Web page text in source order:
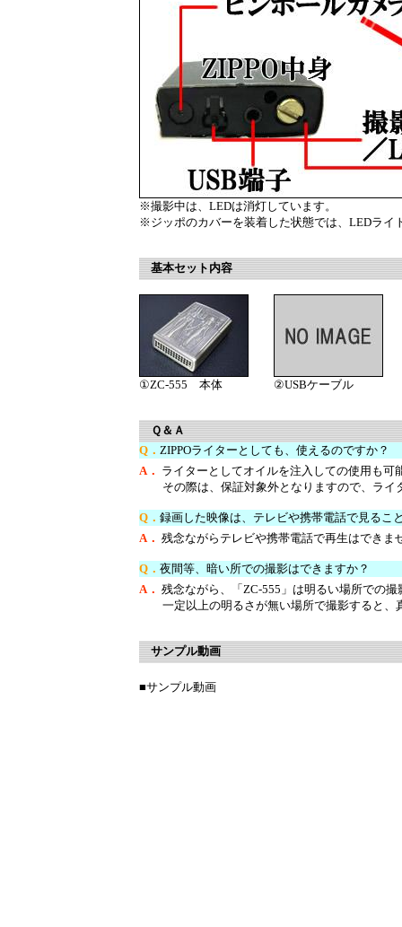
※撮影中は、LEDは消灯しています。
※ジッポのカバーを装着した状態では、LEDライ
基本セット内容
①ZC-555 本体 ②USBケーブル
Ｑ＆Ａ
Q． ZIPPOライターとしても、使えるのですか？
A． ライターとしてオイルを注入しての使用も
その際は、保証対象外となりますので、ライ
Q． 録画した映像は、テレビや携帯電話で見るこ
A． 残念ながらテレビや携帯電話で再生はでき
Q． 夜間等、暗い所での撮影はできますか？
A． 残念ながら、「ZC-555」は明るい場所での
一定以上の明るさが無い場所で撮影すると、
サンプル動画
■サンプル動画